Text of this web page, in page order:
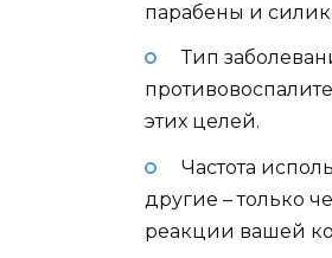
парабены и
Тип
этих целей.
Частота
другие – только
реакции вашей